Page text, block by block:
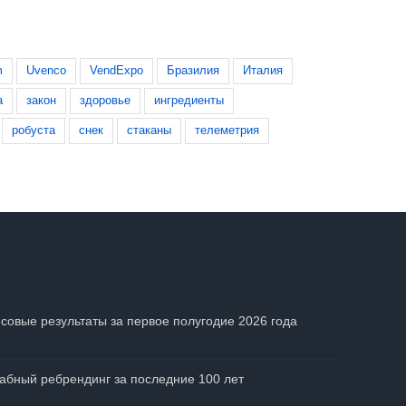
Uvenco VendExpo Бразилия Италия
закон здоровье ингредиенты
робуста снек стаканы телеметрия
результаты за первое полугодие 2026 года
ребрендинг за последние 100 лет